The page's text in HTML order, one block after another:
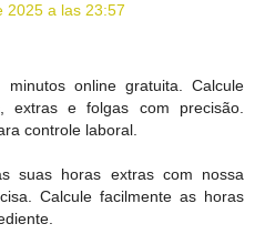
2025 a las 23:57
online gratuita. Calcule
extras e folgas com precisão.
controle laboral.
suas horas extras com nossa
Calcule facilmente as horas